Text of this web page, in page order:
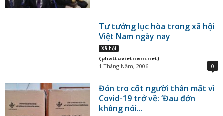
Tư tưởng lục hòa trong xã hội
Việt Nam ngày nay
Xã hội
(phattuvietnam.net) -
1 Tháng Năm, 2006
0
Đón tro cốt người thân mất vì
Covid-19 trở về: ‘Đau đớn
không nói...